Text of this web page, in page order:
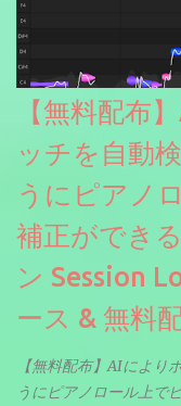
【無料配布
ッチを自動
うにピアノ
補正ができ
ン Session
ース & 無料
【無料配布】AIにより
うにピアノロール上で